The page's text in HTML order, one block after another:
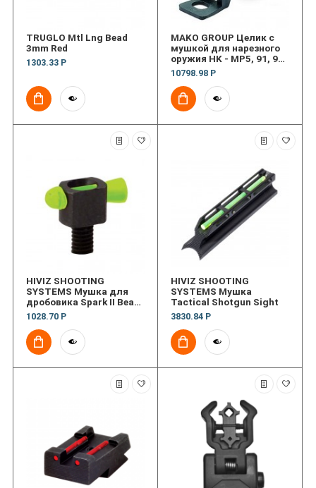
TRUGLO Mtl Lng Bead
3mm Red
1303.33 Р
MAKO GROUP Целик с
мушкой для нарезного
оружия HK - MP5, 91, 93
& 94 Rifle Sight Set
10798.98 Р
HIVIZ SHOOTING
SYSTEMS Мушка для
дробовика Spark II Bead
Replacement Front Sight
1028.70 Р
HIVIZ SHOOTING
SYSTEMS Мушка
Tactical Shotgun Sight
3830.84 Р